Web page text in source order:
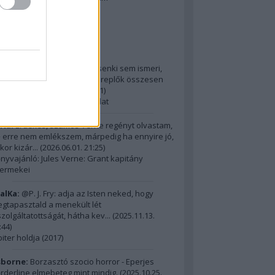
2014 ComingSoon - 5. rész
topikok
@Alick: Az Őslakót kb. senki sem ismeri,
hatalmas film, az itt szereplők összesen
2026.06.01. 21:31)
15 legnagyobb filmes fordulat
Érdekes, számos Verne regényt olvastam,
erre nem emlékszem, márpedig ha ennyire jó,
kizár... (2026.06.01. 21:25)
Jules Verne: Grant kapitány
@P. J. Fry: adja az Isten neked, hogy
a menekült lét
hátha kev... (2025.11.13.
)
holdja (2017)
Borzasztó szocio horror - Eperjes
elmebeteg mint mindig. (2025.10.25.